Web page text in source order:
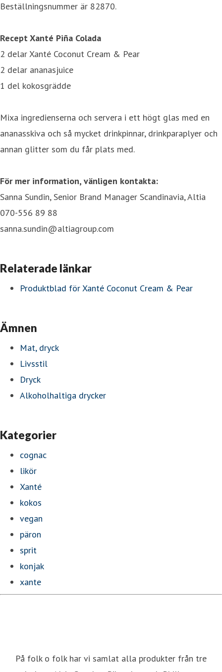
Beställningsnummer är 82870.
Recept Xanté Piña Colada
2 delar Xanté Coconut Cream & Pear
2 delar ananasjuice
1 del kokosgrädde
Mixa ingredienserna och servera i ett högt glas med en
ananasskiva och så mycket drinkpinnar, drinkparaplyer och
annan glitter som du får plats med.
För mer information, vänligen kontakta:
Sanna Sundin, Senior Brand Manager Scandinavia, Altia
070-556 89 88
sanna.sundin@altiagroup.com
Relaterade länkar
Produktblad för Xanté Coconut Cream & Pear
Ämnen
Mat, dryck
Livsstil
Dryck
Alkoholhaltiga drycker
Kategorier
cognac
likör
Xanté
kokos
vegan
päron
sprit
konjak
xante
På folk o folk har vi samlat alla produkter från tre